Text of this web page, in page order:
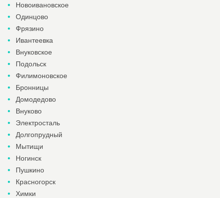
Новоивановское
Одинцово
Фрязино
Ивантеевка
Внуковское
Подольск
Филимоновское
Бронницы
Домодедово
Внуково
Электросталь
Долгопрудный
Мытищи
Ногинск
Пушкино
Красногорск
Химки